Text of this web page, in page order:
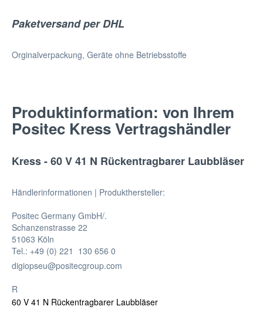
Paketversand per DHL
Orginalverpackung, Geräte ohne Betriebsstoffe
Produktinformation: von Ihrem
Positec Kress Vertragshändler
Kress - 60 V 41 N Rückentragbarer Laubbläser
Händlerinformationen | Produkthersteller:
Positec Germany GmbH/.
Schanzenstrasse 22
51063 Köln
Tel.: +49 (0) 221  130 656 0
digiopseu@positecgroup.com
R
60 V 41 N Rückentragbarer Laubbläser